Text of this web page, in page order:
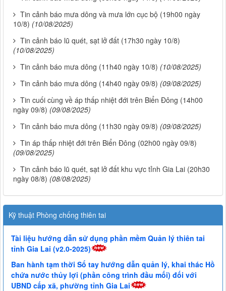
Tin cảnh báo mưa dông và mưa lớn cục bộ (19h00 ngày
10/8) (10/08/2025)
Tin cảnh báo lũ quét, sạt lở đất (17h30 ngày 10/8)
(10/08/2025)
Tin cảnh báo mưa dông (11h40 ngày 10/8) (10/08/2025)
Tin cảnh báo mưa dông (14h40 ngày 09/8) (09/08/2025)
Tin cuối cùng về áp thấp nhiệt đới trên Biển Đông (14h00
ngày 09/8) (09/08/2025)
Tin cảnh báo mưa dông (11h30 ngày 09/8) (09/08/2025)
Tin áp thấp nhiệt đới trên Biển Đông (02h00 ngày 09/8)
(09/08/2025)
Tin cảnh báo lũ quét, sạt lở đất khu vực tỉnh Gia Lai (20h30
ngày 08/8) (08/08/2025)
Kỹ thuật Phòng chống thiên tai
Tài liệu hướng dẫn sử dụng phần mềm Quản lý thiên tai
tỉnh Gia Lai (v2.0-2025)
Ban hành tạm thời Sổ tay hướng dẫn quản lý, khai thác Hồ
chứa nước thủy lợi (phần công trình đầu mối) đối với
UBND cấp xã, phường tỉnh Gia Lai